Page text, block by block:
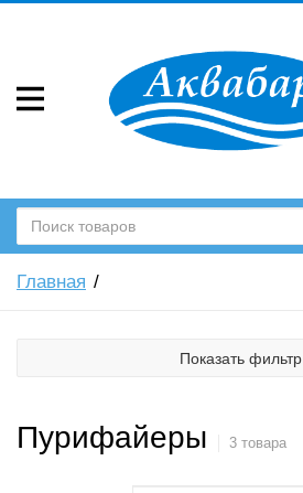
Главная
Показать фильтр
Пурифайеры 3 товара